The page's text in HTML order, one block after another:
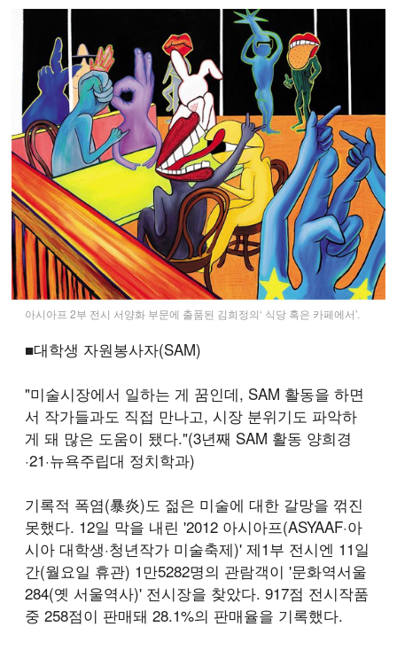
아시아프 2부 전시 서양화 부문에 출품된 김희정의‘ 식당 혹은 카페에서’.
■대학생 자원봉사자(SAM)
"미술시장에서 일하는 게 꿈인데, SAM 활동을 하면
서 작가들과도 직접 만나고, 시장 분위기도 파악하
게 돼 많은 도움이 됐다."(3년째 SAM 활동 양희경
·21·뉴욕주립대 정치학과)
기록적 폭염(暴炎)도 젊은 미술에 대한 갈망을 꺾진
못했다. 12일 막을 내린 '2012 아시아프(ASYAAF·아
시아 대학생·청년작가 미술축제)' 제1부 전시엔 11일
간(월요일 휴관) 1만5282명의 관람객이 '문화역서울
284(옛 서울역사)' 전시장을 찾았다. 917점 전시작품
중 258점이 판매돼 28.1%의 판매율을 기록했다.